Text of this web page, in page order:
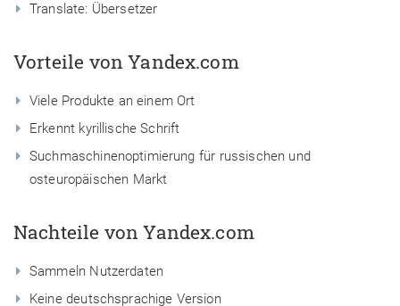
Translate: Übersetzer
Vorteile von Yandex.com
Viele Produkte an einem Ort
Erkennt kyrillische Schrift
Suchmaschinenoptimierung für russischen und
osteuropäischen Markt
Nachteile von Yandex.com
Sammeln Nutzerdaten
Keine deutschsprachige Version